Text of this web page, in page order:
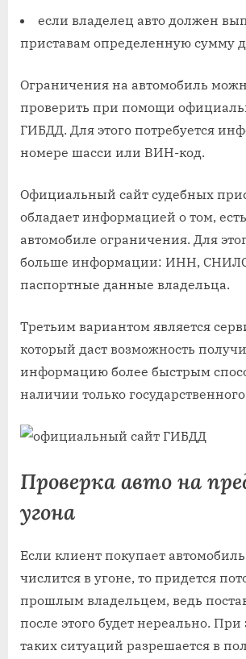
если владелец авто должен
приставам определенную сумму
Ограничения на автомобиль
проверить при помощи
ГИБДД. Для этого потребуется
номере шасси или ВИН-код.
Официальный сайт судебных
обладает информацией о том,
автомобиле ограничения. Для
больше информации: ИНН,
паспортные данные владельца.
Третьим вариантом является
который даст возможность
информацию более быстрым
наличии только
Проверка авто на
угона
Если клиент покупает
числится в угоне, то придется
прошлым владельцем, ведь
после этого будет нереально. При
таких ситуаций разрешается в